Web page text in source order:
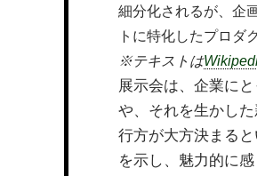
細分化されるが、企
トに特化したプロダ
※テキストは
展示会は、企業に
や、それを生かし
行方が大方決まる
を示し、魅力的に